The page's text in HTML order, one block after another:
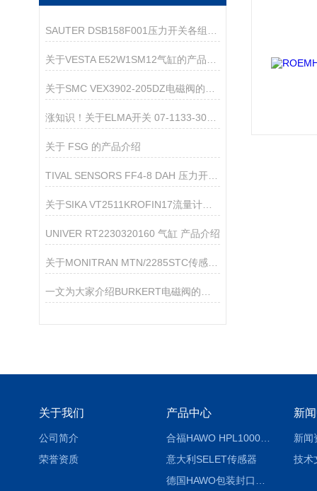
关于 FSG 的产品介绍
TIVAL SENSORS FF4-8 DAH 压力开关 产品介绍
关于SIKA VT2511KROFIN17流量计的产品介绍
UNIVER RT2230320160 气缸 产品介绍
关于MONITRAN MTN/2285STC传感器的产品介绍
关于我们
公司简介
荣誉资质
产品中心
合福HAWO HPL1000AS封口机
意大利SELET传感器
新
新闻
技术